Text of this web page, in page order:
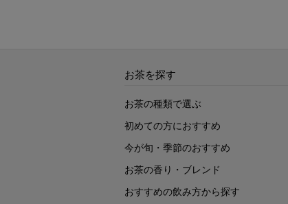
お茶を探す
お茶の種類で選ぶ
初めての方におすすめ
今が旬・季節のおすすめ
お茶の香り・ブレンド
おすすめの飲み方から探す